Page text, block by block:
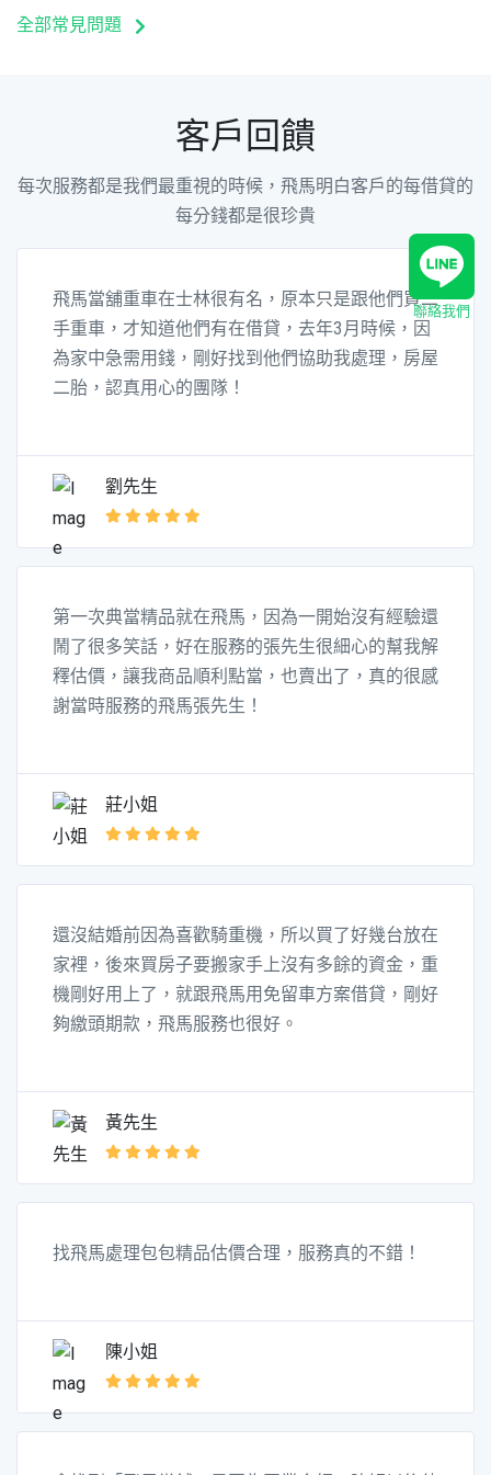
聯絡我們
全部常見問題
客戶回饋
每次服務都是我們最重視的時候，飛馬明白客戶的每借貸的
每分錢都是很珍貴
飛馬當舖重車在士林很有名，原本只是跟他們買二
手重車，才知道他們有在借貸，去年3月時候，因
為家中急需用錢，剛好找到他們協助我處理，房屋
二胎，認真用心的團隊！
劉先生
第一次典當精品就在飛馬，因為一開始沒有經驗還
鬧了很多笑話，好在服務的張先生很細心的幫我解
釋估價，讓我商品順利點當，也賣出了，真的很感
謝當時服務的飛馬張先生！
莊小姐
還沒結婚前因為喜歡騎重機，所以買了好幾台放在
家裡，後來買房子要搬家手上沒有多餘的資金，重
機剛好用上了，就跟飛馬用免留車方案借貸，剛好
夠繳頭期款，飛馬服務也很好。
黃先生
找飛馬處理包包精品估價合理，服務真的不錯！
陳小姐